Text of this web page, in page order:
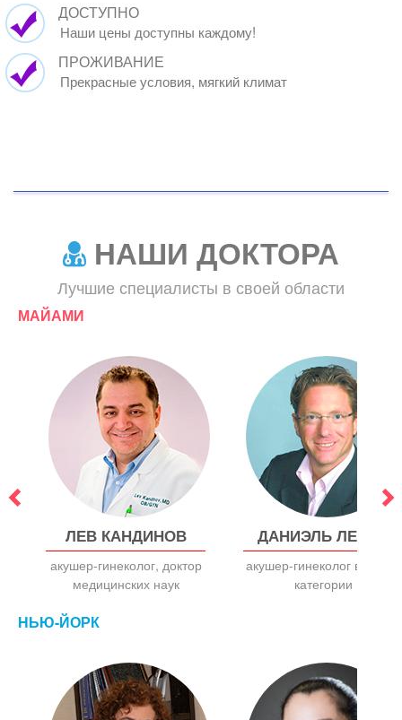
ДОСТУПНО
Наши цены доступны каждому!
ПРОЖИВАНИЕ
Прекрасные условия, мягкий климат
НАШИ ДОКТОРА
Лучшие специалисты в своей области
МАЙАМИ
ЛЕВ КАНДИНОВ
акушер-гинеколог, доктор
медицинских наук
ДАНИЭЛЬ ЛЕВИН
акушер-гинеколог высшей
категории
НЬЮ-ЙОРК